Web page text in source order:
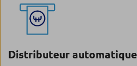
Distributeur